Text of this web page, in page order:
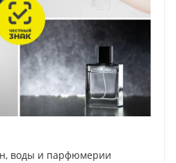
воды и парфюмерии